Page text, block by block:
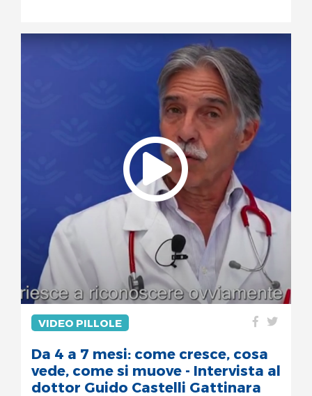
VIDEO PILLOLE
Da 4 a 7 mesi: come cresce, cosa
vede, come si muove - Intervista al
dottor Guido Castelli Gattinara